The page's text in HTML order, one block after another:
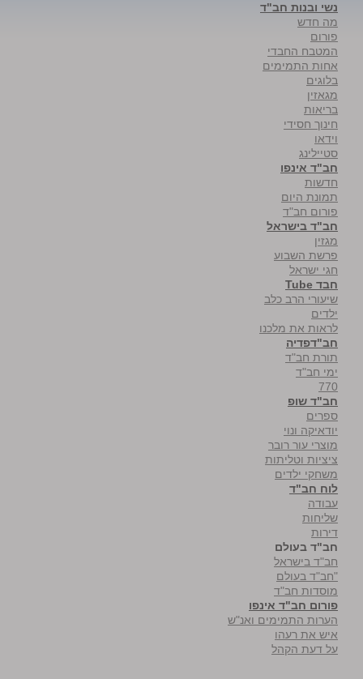
נשי ובנות חב"ד
מה חדש
פורום
המטבח החבדי
אחות התמימים
בלוגים
מגאזין
בריאות
חינוך חסידי
וידאו
סטיילינג
חב"ד אינפו
חדשות
תמונת היום
פורום חב"ד
חב"ד בישראל
מגזין
פרשת השבוע
חגי ישראל
חבד Tube
שיעורי הרב כלב
ילדים
לראות את מלכנו
חב"דפדיה
תורת חב"ד
ימי חב"ד
770
חב"ד שופ
ספרים
יודאיקה ונוי
מוצרי עור רובר
ציציות וטליתות
משחקי ילדים
לוח חב"ד
עבודה
שליחות
דירות
חב"ד בעולם
חב"ד בישראל
"חב"ד בעולם
מוסדות חב"ד
פורום חב"ד אינפו
הערות התמימים ואנ"ש
איש את רעהו
על דעת הקהל